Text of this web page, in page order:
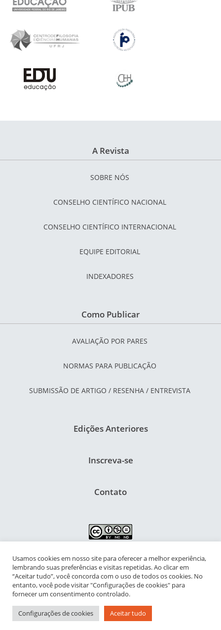
A Revista
SOBRE NÓS
CONSELHO CIENTÍFICO NACIONAL
CONSELHO CIENTÍFICO INTERNACIONAL
EQUIPE EDITORIAL
INDEXADORES
Como Publicar
AVALIAÇÃO POR PARES
NORMAS PARA PUBLICAÇÃO
SUBMISSÃO DE ARTIGO / RESENHA / ENTREVISTA
Edições Anteriores
Inscreva-se
Contato
NIPIAC – Núcleo Interdisciplinar de Pesquisa para a Infância e
Adolescência Contemporâneas
Universidade Federal do Rio de Janeiro - Campus da Praia Vermelha
Av. Pasteur, 250 – Urca, Prédio da Decania do CFCH
Rio de Janeiro - RJ, Brasil | CEP 22.290-902
Usamos cookies em nosso site para oferecer a melhor experiência,
lembrando suas preferências e visitas repetidas. Ao clicar em
“Aceitar tudo”, você concorda com o uso de todos os cookies. No
entanto, você pode visitar "Configurações de cookies" para
fornecer um consentimento controlado.
Configurações de cookies Aceitar tudo